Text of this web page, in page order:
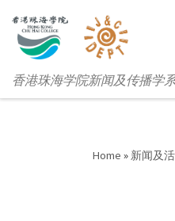
香港珠海学院新闻及传播学
Home » 新闻及